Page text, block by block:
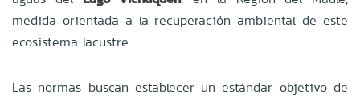
medida orientada a la recuperación ambiental de este
ecosistema lacustre.
Las normas buscan establecer un estándar objetivo de